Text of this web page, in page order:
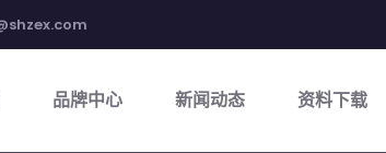
品牌中心 新闻动态 资料下载